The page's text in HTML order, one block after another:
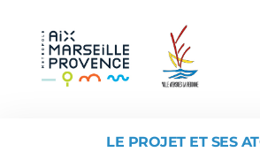
LE PROJET ET SES